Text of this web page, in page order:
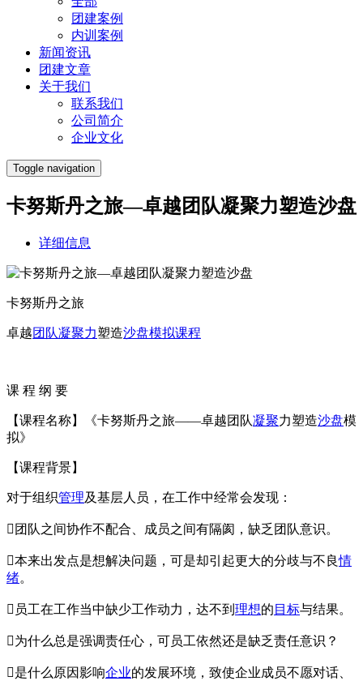
团建案例
内训案例
新闻资讯
团建文章
关于我们
联系我们
公司简介
企业文化
Toggle navigation
卡努斯丹之旅—卓越团队凝聚力塑造沙盘
详细信息
卡努斯丹之旅
卓越团队凝聚力塑造沙盘模拟课程
课 程 纲 要
【课程名称】《卡努斯丹之旅——卓越团队凝聚力塑造沙盘模
拟》
【课程背景】
对于组织管理及基层人员，在工作中经常会发现：
团队之间协作不配合、成员之间有隔阂，缺乏团队意识。
本来出发点是想解决问题，可是却引起更大的分歧与不良情
绪。
员工在工作当中缺少工作动力，达不到 理想的 目标与结果。
为什么总是强调责任心，可员工依然还是缺乏责任意识？
是什么原因影响企业的发展环境，致使企业成员不愿对话、